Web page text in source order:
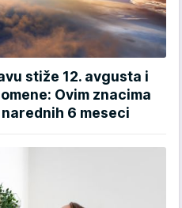
stiže 12. avgusta i
Ovim znacima
6 meseci